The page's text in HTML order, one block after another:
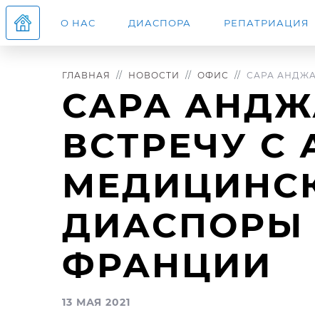
О НАС ДИАСПОРА РЕПАТРИАЦИЯ
ГЛАВНАЯ НОВОСТИ ОФИС САРА
САРА
ВСТРЕЧУ С
ДИАСПОРЫ
ФРАНЦИИ
13 МАЯ 2021